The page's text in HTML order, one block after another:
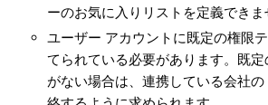
ーのお気に入りリストを定義できま
ユーザー アカウントに既定の権限
てられている必要があります。既
がない場合は、連携している会社